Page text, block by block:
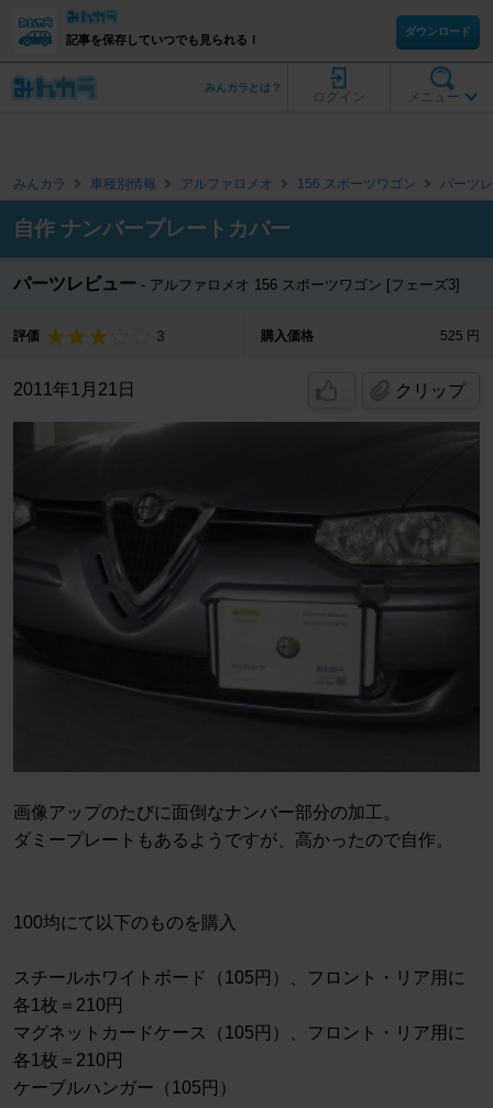
記事を保存していつでも見られる！
ダウンロード
メニュー
ログイン
みんカラとは？
みんカラ 車種別情報 アルファロメオ 156 スポーツワゴン パーツ
自作 ナンバープレートカバー
パーツレビュー アルファロメオ 156 スポーツワゴン [フェーズ3]
評価 3 購入価格 525 円
2011年1月21日 クリップ
画像アップのたびに面倒なナンバー部分の加工。
ダミープレートもあるようですが、高かったので自作。
100均にて以下のものを購入
スチールホワイトボード（105円）、フロント・リア用に
各1枚＝210円
マグネットカードケース（105円）、フロント・リア用に
各1枚＝210円
ケーブルハンガー（105円）